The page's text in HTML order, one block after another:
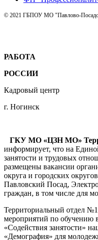
© 2021 ГБПОУ МО "Павлово-
РАБОТА
РОССИИ
Кадровый центр
г. Ногинск
ГКУ МО «ЦЗН МО»
информирует, что на
занятости и трудовых
размещены вакансии
округа и городских
Павловский Посад,
граждан, в том числе для
Территориальный отдел
мероприятий по обучению
«Содействия занятости»
«Демография» для